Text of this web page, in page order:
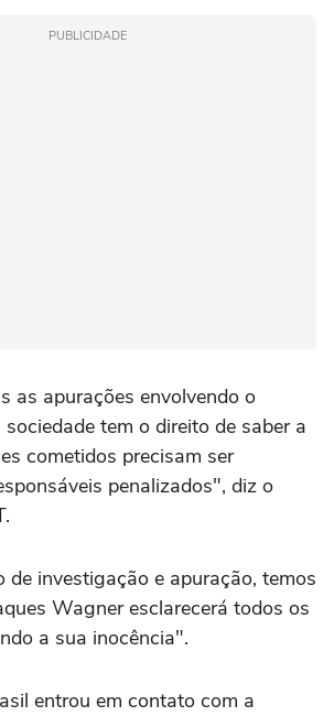
PUBLICIDADE
as apurações envolvendo o
tem o direito de saber a
cometidos precisam ser
penalizados", diz o
de investigação e apuração, temos
Wagner esclarecerá todos os
a sua inocência".
entrou em contato com a